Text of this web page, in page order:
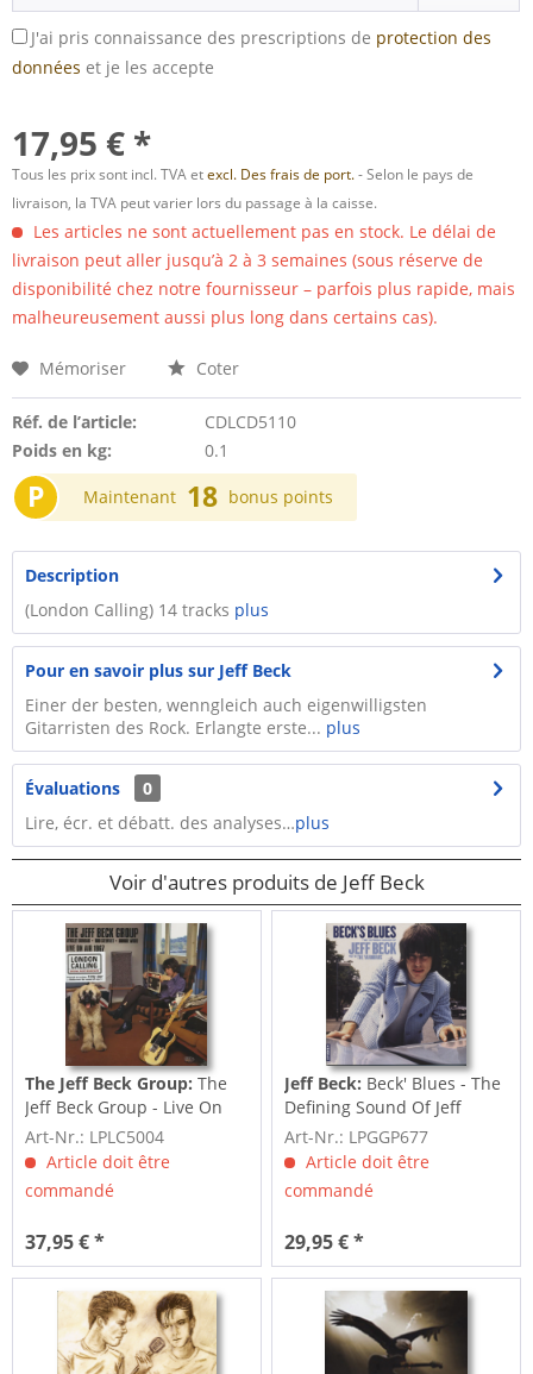
J'ai pris connaissance des prescriptions de protection des
données et je les accepte
17,95 € *
Tous les prix sont incl. TVA etexcl. Des frais de port.- Selon le pays de
livraison, la TVA peut varier lors du passage à la caisse.
Les articles ne sont actuellement pas en stock. Le délai de
livraison peut aller jusqu’à 2 à 3 semaines (sous réserve de
disponibilité chez notre fournisseur – parfois plus rapide, mais
malheureusement aussi plus long dans certains cas).
Mémoriser Coter
Réf. de l’article:
CDLCD5110
Poids en kg:
0.1
P Maintenant 18 bonus points
Description
(London Calling) 14 tracks plus
Pour en savoir plus sur Jeff Beck
Einer der besten, wenngleich auch eigenwilligsten
Gitarristen des Rock. Erlangte erste... plus
Évaluations
0
Lire, écr. et débatt. des analyses…plus
Voir d'autres produits de Jeff Beck
The Jeff Beck Group:The
Jeff Beck Group - Live On
Air 1967 (LP,...
Art-Nr.: LPLC5004
Article doit être
commandé
37,95 € *
Jeff Beck: Beck' Blues - The
Defining Sound Of Jeff
Beck...
Art-Nr.: LPGGP677
Article doit être
commandé
29,95 € *